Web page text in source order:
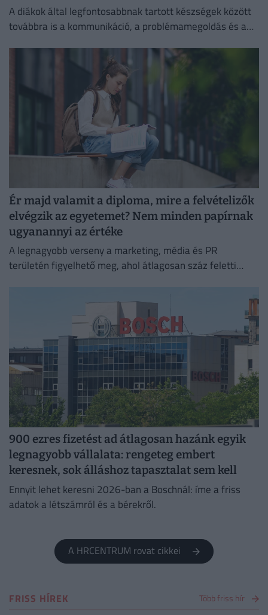
A diákok által legfontosabbnak tartott készségek között
továbbra is a kommunikáció, a problémamegoldás és a
Ér majd valamit a diploma, mire a felvételizők
elvégzik az egyetemet? Nem minden papírnak
ugyanannyi az értéke
A legnagyobb verseny a marketing, média és PR
területén figyelhető meg, ahol átlagosan száz feletti
900 ezres fizetést ad átlagosan hazánk egyik
legnagyobb vállalata: rengeteg embert
keresnek, sok álláshoz tapasztalat sem kell
Ennyit lehet keresni 2026-ban a Boschnál: íme a friss
adatok a létszámról és a bérekről.
A HRCENTRUM rovat cikkei
FRISS HÍREK Több friss hír